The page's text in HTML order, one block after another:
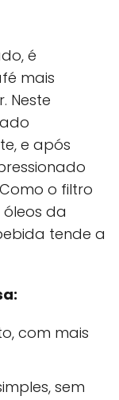
é
mais
Neste
e após
o filtro
da
tende a
com mais
sem